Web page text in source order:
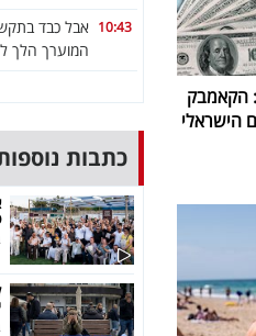
דולר: הקאמבק
הישראלי
10:43 אבל כבד
המוערך הלך
כתבות